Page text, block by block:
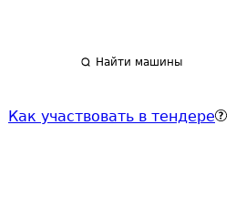
Найти машины
Как участвовать в тендере